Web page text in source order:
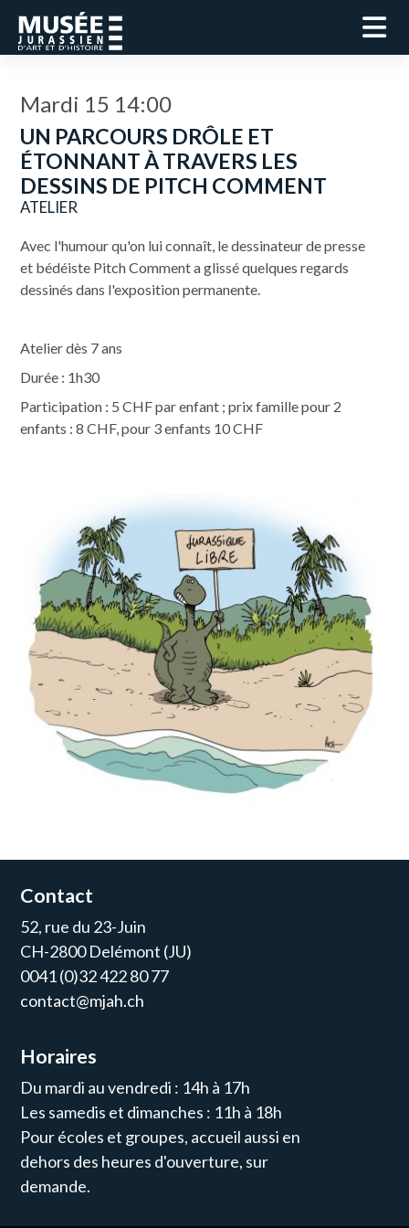
Mardi 15 14:00
UN PARCOURS DRÔLE ET
ÉTONNANT À TRAVERS LES
DESSINS DE PITCH COMMENT
ATELIER
Avec l'humour qu'on lui connaît, le dessinateur de presse
et bédéiste Pitch Comment a glissé quelques regards
dessinés dans l'exposition permanente.
Atelier dès 7 ans
Durée : 1h30
Participation : 5 CHF par enfant ; prix famille pour 2
enfants : 8 CHF, pour 3 enfants 10 CHF
Contact
52, rue du 23-Juin
CH-2800 Delémont (JU)
0041 (0)32 422 80 77
contact@mjah.ch
Horaires
Du mardi au vendredi : 14h à 17h
Les samedis et dimanches : 11h à 18h
Pour écoles et groupes, accueil aussi en
dehors des heures d'ouverture, sur
demande.